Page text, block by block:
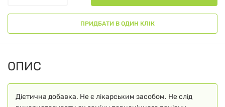
ПРИДБАТИ В ОДИН КЛІК
ОПИС
Дієтична добавка. Не є лікарським засобом. Не слід